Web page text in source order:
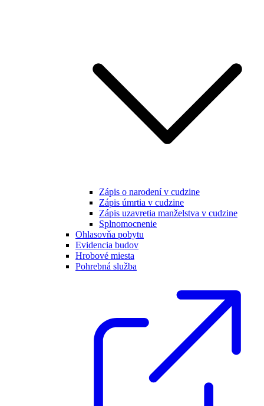
Zápis o narodení v cudzine
Zápis úmrtia v cudzine
Zápis uzavretia manželstva v cudzine
Splnomocnenie
Ohlasovňa pobytu
Evidencia budov
Hrobové miesta
Pohrebná služba